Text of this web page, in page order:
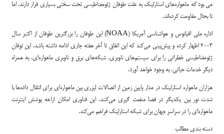
می بود که ماهواره‌های استارلینک به علت طوفان ژئومغناطیسی تحت سختی بسیاری قرار دارند، اما
تا بحال مقاومت کرده‌اند.
اداره ملی اقیانوس و هواشناسی آمریکا (NOAA) این طوفان را بزرگترین طوفان از اکتبر سال
۲۰۰۳ اظهار کرده و پیش‌بینی می‌کند که این اتفاق تا آخر هفته جاری ادامه داشته باشد. این توفان
ژئومغناطیسی خطراتی را برای سیستم‌های ناوبری، شبکه‌های برق و ناوبری ماهواره‌ای، به همراه
دیگر خدمات حیاتی، به وجود خواهد آورد.
هزاران ماهواره استارلینک در مدار پایین زمین از اتصالات لیزری بین ماهواره‌ای برای انتقال داده‌ها با
شدت نور بین یکدیگر در فضا منفعت گیری می‌کنند. این فناوری امکان اراعه پوشش اینترنت
ماهواره‌ای را در سراسر جهان برای شبکه استارلینک فراهم می‌کند.
دسته بندی مطالب